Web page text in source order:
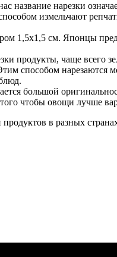
название нарезки
измельчают
1,5х1,5 см. Японцы
продукты, чаще всего
способом нарезаются
большой
чтобы овощи лучше
продуктов в разных